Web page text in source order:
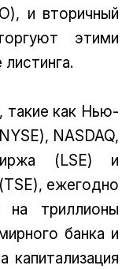
и вторичный
этими
такие как Нью-
NASDAQ,
(LSE) и
ежегодно
на триллионы
банка и